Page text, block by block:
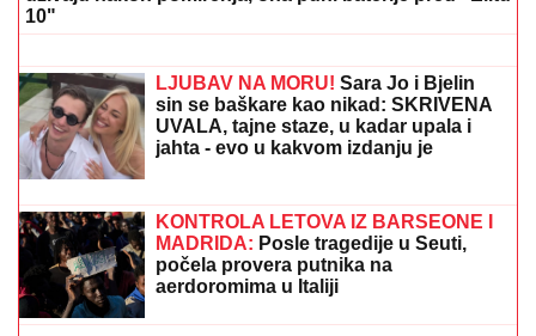
pitala da snime duet: "Što me nisi
zvala kad si ubola najveći hit?!"